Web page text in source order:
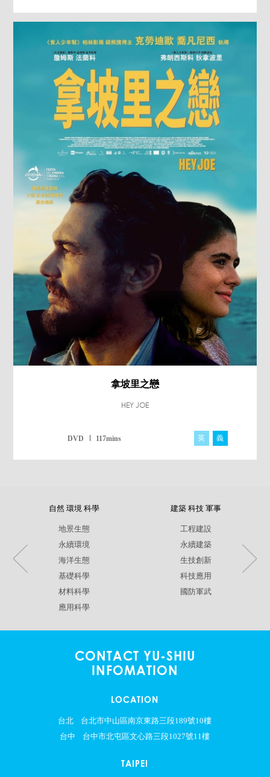
拿坡里之戀
HEY JOE
DVD 117mins 英 義
自然 環境 科學
地景生態
永續環境
海洋生態
基礎科學
材料科學
應用科學
建築 科技 軍事
工程建設
永續建築
生技創新
科技應用
國防軍武
CONTACT YU-SHIU
INFOMATION
LOCATION
台北
台北市中山區南京東路三段189號10樓
台中
台中市北屯區文心路三段1027號11樓
TAIPEI